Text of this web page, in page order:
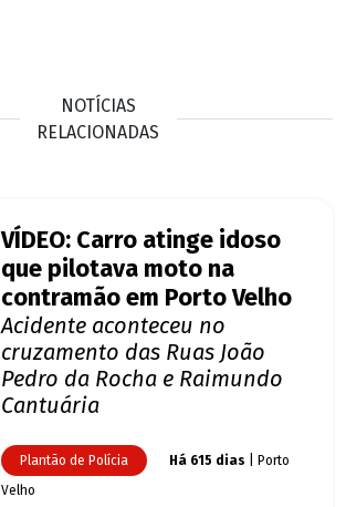
NOTÍCIAS
RELACIONADAS
VÍDEO: Carro atinge idoso
que pilotava moto na
contramão em Porto Velho
Acidente aconteceu no
cruzamento das Ruas João
Pedro da Rocha e Raimundo
Cantuária
Plantão de Polícia Há 615 dias | Porto
Velho